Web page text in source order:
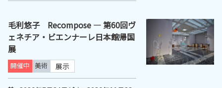
毛利悠子 Recompose ― 第60回ヴ
ェネチア・ビエンナーレ日本館帰国
展
開催中 美術 展示